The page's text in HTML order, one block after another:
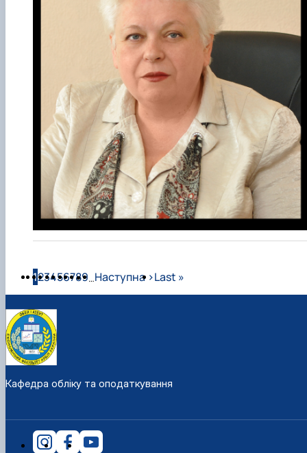
Розбивка на сторінки
Сторінка
1Сторінка
2Сторінка
3Сторінка
4Сторінка
5Сторінка
6Сторінка
7Сторінка
8Сторінка
9…Наступна сторінка
Наступна ›Остання сторінка
Last »
Кафедра обліку та оподаткування